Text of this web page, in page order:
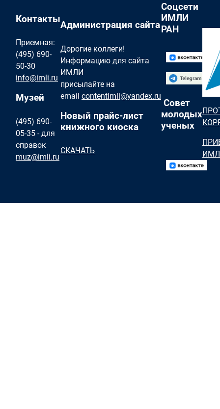
Контакты
Приемная:
(495) 690-
50-30
info@imli.ru
Музей
(495) 690-
05-35 - для
справок
muz@imli.ru
Администрация сайта
Дорогие коллеги!
Информацию для сайта
ИМЛИ
присылайте на
email contentimli@yandex.ru
Новый прайс-лист
книжного киоска
СКАЧАТЬ
Соцсети
ИМЛИ
РАН
Совет
молодых
ученых